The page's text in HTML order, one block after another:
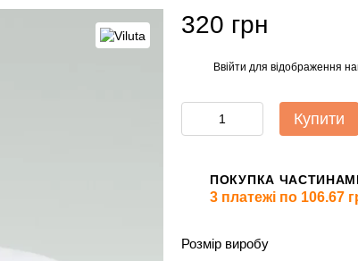
320 грн
Ввійти для відображення
Купити
ПОКУПКА
3 платежі по 106.67
Розмір виробу